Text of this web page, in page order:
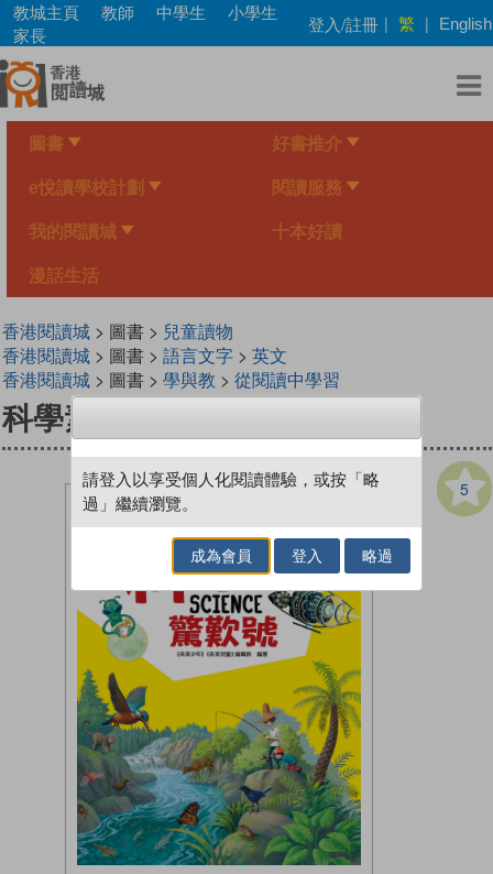
Skip
main
content
教城主頁 教師 中學生
小學生
家長
登入/註冊 | 繁 | English
圖書 好書推介
e悅讀學校計劃 閱讀服務
我的閱讀城 十本好讀
漫話生活
香港閱讀城> 圖書 > 兒童讀物
香港閱讀城> 圖書 > 語言文字> 英文
香港閱讀城> 圖書 > 學與教 > 從閱讀中學習
科學素養練功房：科學驚歎號
5
請登入以享受個人化閱讀體驗，或按「略
過」繼續瀏覽。
成為會員 登入 略過